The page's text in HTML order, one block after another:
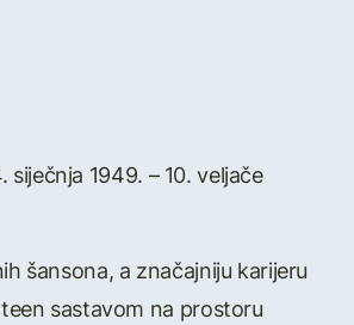
1949. – 10. veljače
šansona, a značajniju karijeru
sastavom na prostoru